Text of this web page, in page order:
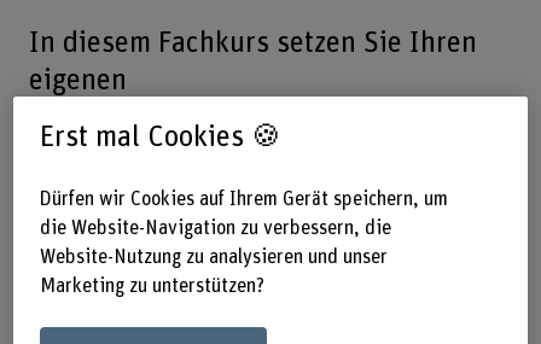
In diesem Fachkurs setzen Sie Ihren
eigenen
sozialversicherungsrechtlichen
Schwerpunkt. Sie erlangen
grundlegende Kenntnisse und werden
befähigt, materielle Ressourcen für
Anspruchsgruppen zu erschliessen.
Der Fachkurs:
Erst mal Cookies 🍪
Dürfen wir Cookies auf Ihrem Gerät speichern, um
die Website-Navigation zu verbessern, die
Website-Nutzung zu analysieren und unser
Marketing zu unterstützen?